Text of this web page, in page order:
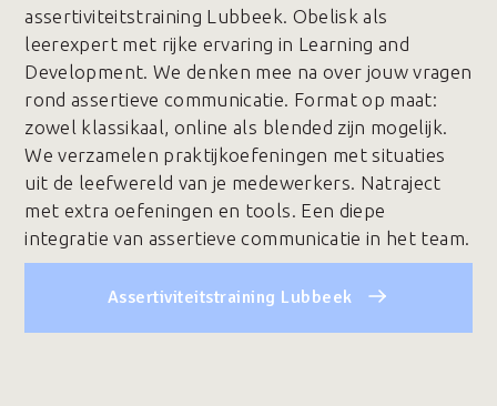
assertiviteitstraining Lubbeek. Obelisk als
leerexpert met rijke ervaring in Learning and
Development. We denken mee na over jouw vragen
rond assertieve communicatie. Format op maat:
zowel klassikaal, online als blended zijn mogelijk.
We verzamelen praktijkoefeningen met situaties
uit de leefwereld van je medewerkers. Natraject
met extra oefeningen en tools. Een diepe
integratie van assertieve communicatie in het team.
Assertiviteitstraining Lubbeek